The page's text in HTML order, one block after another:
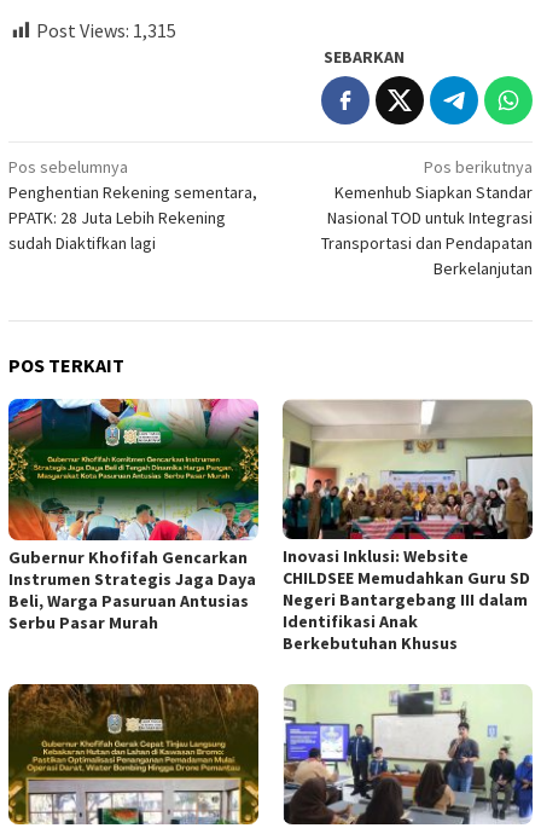
Post Views: 1,315
SEBARKAN
Navigasi
pos
Pos sebelumnya
Penghentian Rekening sementara,
PPATK: 28 Juta Lebih Rekening
sudah Diaktifkan lagi
Pos berikutnya
Kemenhub Siapkan Standar
Nasional TOD untuk Integrasi
Transportasi dan Pendapatan
Berkelanjutan
POS TERKAIT
Gubernur Khofifah Gencarkan
Instrumen Strategis Jaga Daya
Beli, Warga Pasuruan Antusias
Serbu Pasar Murah
Inovasi Inklusi: Website
CHILDSEE Memudahkan Guru SD
Negeri Bantargebang III dalam
Identifikasi Anak
Berkebutuhan Khusus